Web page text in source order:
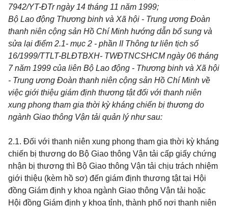
7942/YT-ĐTr ngày 14 tháng 11 năm 1999;
Bộ Lao động Thương binh và Xã hội - Trung ương Đoàn
thanh niên cộng sản Hồ Chí Minh hướng dẫn bổ sung và
sửa lại điểm 2.1- mục 2 - phần II Thông tư liên tịch số
16/1999/TTLT-BLĐTBXH- TWĐTNCSHCM ngày 06 tháng
7 năm 1999 của liên Bộ Lao động - Thương binh và Xã hội
- Trung ương Đoàn thanh niên cộng sản Hồ Chí Minh về
việc giới thiệu giám định thương tật đối với thanh niên
xung phong tham gia thời kỳ kháng chiến bị thương do
ngành Giao thông Vận tải quản lý như sau:
2.1. Đối với thanh niên xung phong tham gia thời kỳ kháng
chiến bị thương do Bộ Giao thông Vận tải cấp giấy chứng
nhận bị thương thì Bộ Giao thông Vận tải chịu trách nhiệm
giới thiệu (kèm hồ sơ) đến giám định thương tật tại Hội
đồng Giám định y khoa ngành Giao thông Vận tải hoặc
Hội đồng Giám định y khoa tỉnh, thành phố nơi thanh niên